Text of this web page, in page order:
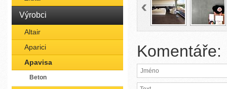
Výrobci
Altair
Aparici
Apavisa
Beton
Komentáře: